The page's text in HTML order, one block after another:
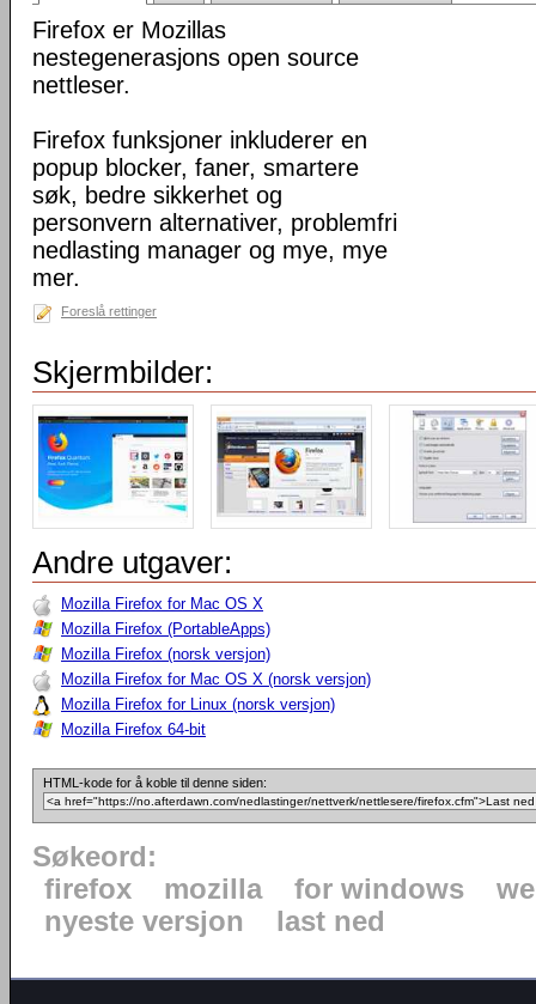
Firefox er Mozillas
nestegenerasjons open source
nettleser.
Firefox funksjoner inkluderer en
popup blocker, faner, smartere
søk, bedre sikkerhet og
personvern alternativer, problemfri
nedlasting manager og mye, mye
mer.
Foreslå rettinger
Skjermbilder:
Andre utgaver:
Mozilla Firefox for Mac OS X
Mozilla Firefox (PortableApps)
Mozilla Firefox (norsk versjon)
Mozilla Firefox for Mac OS X (norsk versjon)
Mozilla Firefox for Linux (norsk versjon)
Mozilla Firefox 64-bit
HTML-kode for å koble til denne siden:
Søkeord:
firefox
mozilla for windows
nyeste versjon
last ned